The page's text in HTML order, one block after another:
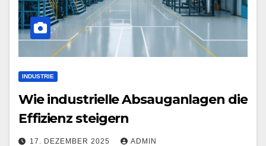
INDUSTRIE
Wie industrielle Absauganlagen die
Effizienz steigern
17. DEZEMBER 2025 ADMIN